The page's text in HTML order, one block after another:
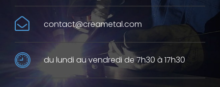
contact@creametal.com
du lundi au vendredi de 7h30 à 17h30